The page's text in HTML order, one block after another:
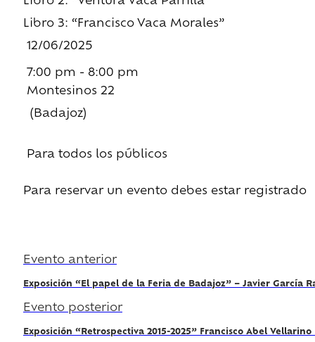
Libro 3: “Francisco Vaca Morales”
12/06/2025
7:00 pm - 8:00 pm
Montesinos 22
(Badajoz)
Para todos los públicos
Para reservar un evento debes estar registrado
Evento anterior
Exposición “El papel de la Feria de Badajoz” – Javier García
Evento posterior
Exposición “Retrospectiva 2015-2025” Francisco Abel Vellarino